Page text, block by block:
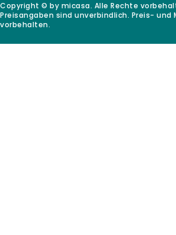
Copyright © by micasa. Alle Rechte
Preisangaben sind unverbindlich. Preis- und
vorbehalten.